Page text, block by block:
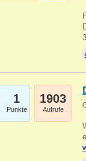
1
Punkte
1903
Aufrufe